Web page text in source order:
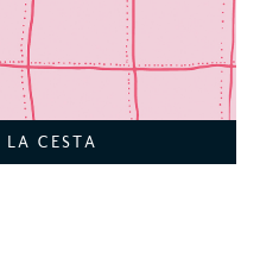
CESTA